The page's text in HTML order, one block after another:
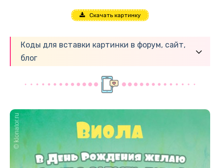
Скачать картинку
Коды для вставки картинки в форум, сайт,
блог